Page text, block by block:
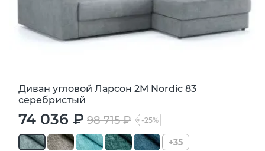
Диван угловой Ларсон 2М Nordic 83
серебристый
74 036 ₽ 98 715 ₽ -25%
+35